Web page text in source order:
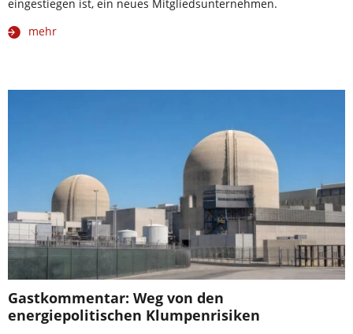
eingestiegen ist, ein neues Mitgliedsunternehmen.
mehr
Gastkommentar: Weg von den
energiepolitischen Klumpenrisiken